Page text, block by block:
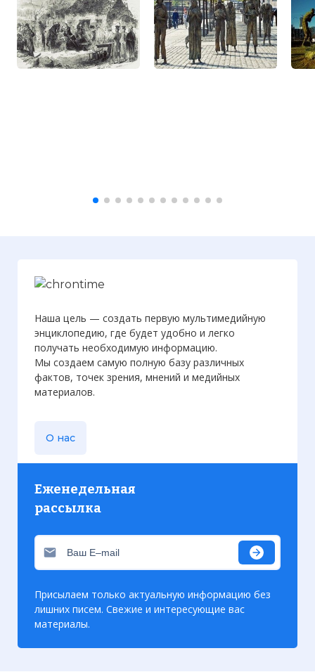
Наша цель — создать первую мультимедийную
энциклопедию, где будет удобно и легко
получать необходимую информацию.
Мы создаем самую полную базу различных
фактов, точек зрения, мнений и медийных
материалов.
О нас
Еженедельная
рассылка
Присылаем только актуальную информацию без
лишних писем. Свежие и интересующие вас
материалы.